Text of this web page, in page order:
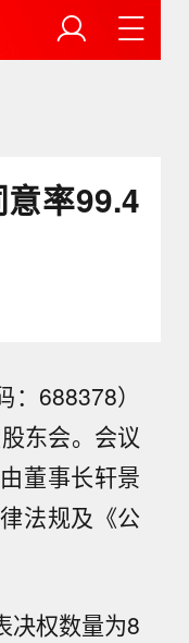
率99.4
688378）
东会。会议
董事长轩景
法规及《公
决权数量为8